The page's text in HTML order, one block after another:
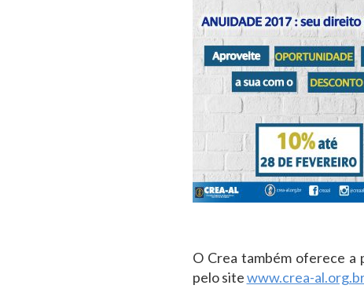
O Crea também oferece a
pelo sitewww.crea-